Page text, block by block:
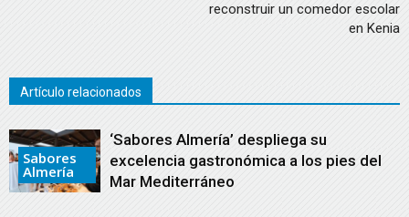
reconstruir un comedor escolar
en Kenia
Artículo relacionados
Sabores
Almería
‘Sabores Almería’ despliega su
excelencia gastronómica a los pies del
Mar Mediterráneo